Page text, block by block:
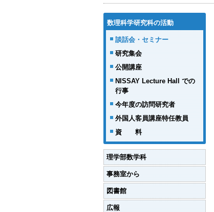
数理科学研究科の活動
談話会・セミナー
研究集会
公開講座
NISSAY Lecture Hall での
行事
今年度の訪問研究者
外国人客員講座特任教員
資 料
理学部数学科
事務室から
図書館
広報